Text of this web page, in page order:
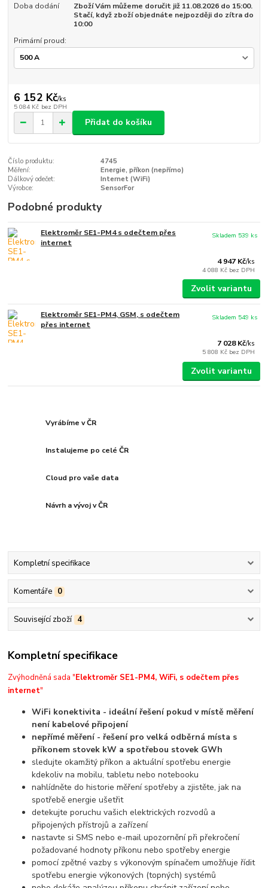
Doba dodání
Zboží Vám můžeme doručit již 11.08.2026 do 15:00.
Stačí, když zboží objednáte nejpozději do zítra do
10:00
Primární proud:
6 152 Kč/ks
5 084 Kč bez DPH
Přidat do košíku
Číslo produktu:
4745
Měření:
Energie, příkon (nepřímo)
Dálkový odečet:
Internet (WiFi)
Výrobce:
SensorFor
Podobné produkty
Elektroměr SE1-PM4 s odečtem přes
internet
4 947 Kč/ks
4 088 Kč bez DPH
Skladem 539 ks
Zvolit variantu
Elektroměr SE1-PM4, GSM, s odečtem
přes internet
7 028 Kč/ks
5 808 Kč bez DPH
Skladem 549 ks
Zvolit variantu
Vyrábíme v ČR
Instalujeme po celé ČR
Cloud pro vaše data
Návrh a vývoj v ČR
Kompletní specifikace
Komentáře 0
Související zboží 4
Kompletní specifikace
Zvýhodněná sada "Elektroměr SE1-PM4, WiFi, s odečtem přes
internet"
WiFi konektivita - ideální řešení pokud v místě měření
není kabelové připojení
nepřímé měření - řešení pro velká odběrná místa s
příkonem stovek kW a spotřebou stovek GWh
sledujte okamžitý příkon a aktuální spotřebu energie
kdekoliv na mobilu, tabletu nebo notebooku
nahlídněte do historie měření spotřeby a zjistěte, jak na
spotřebě energie ušetřit
detekujte poruchu vašich elektrických rozvodů a
připojených přístrojů a zařízení
nastavte si SMS nebo e-mail upozornění při překročení
požadované hodnoty příkonu nebo spotřeby energie
pomocí zpětné vazby s výkonovým spínačem umožňuje řídit
spotřebu energie výkonových (topných) systémů